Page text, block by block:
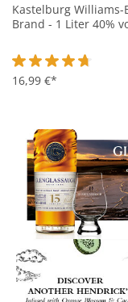
Kastelburg Williams-
Brand - 1 Liter 40%
Durchschnittliche
16,99 €*